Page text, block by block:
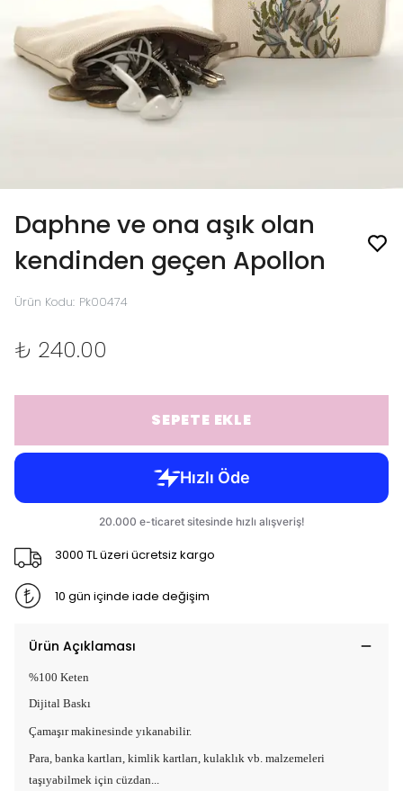
Daphne ve ona aşık olan
kendinden geçen Apollon
Ürün Kodu: Pk00474
₺ 240.00
SEPETE EKLE
3000 TL üzeri ücretsiz kargo
10 gün içinde iade değişim
Ürün Açıklaması
%100 Keten
Dijital Baskı
Çamaşır makinesinde yıkanabilir.
Para, banka kartları, kimlik kartları, kulaklık vb. malzemeleri
taşıyabilmek için cüzdan...